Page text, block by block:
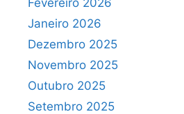
Fevereiro 2026
Janeiro 2026
Dezembro 2025
Novembro 2025
Outubro 2025
Setembro 2025